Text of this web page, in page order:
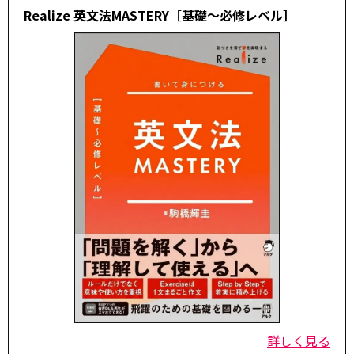
Realize 英文法MASTERY［基礎～必修レベル］
詳しく見る